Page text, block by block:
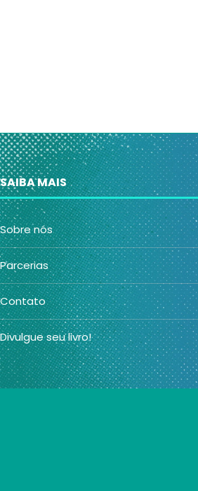
SAIBA MAIS
Sobre nós
Parcerias
Contato
Divulgue seu livro!